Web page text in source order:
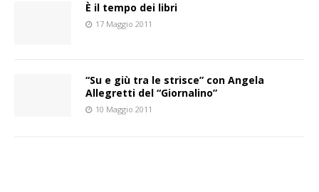
È il tempo dei libri
17 Maggio 2011
“Su e giù tra le strisce” con Angela
Allegretti del “Giornalino”
10 Maggio 2011